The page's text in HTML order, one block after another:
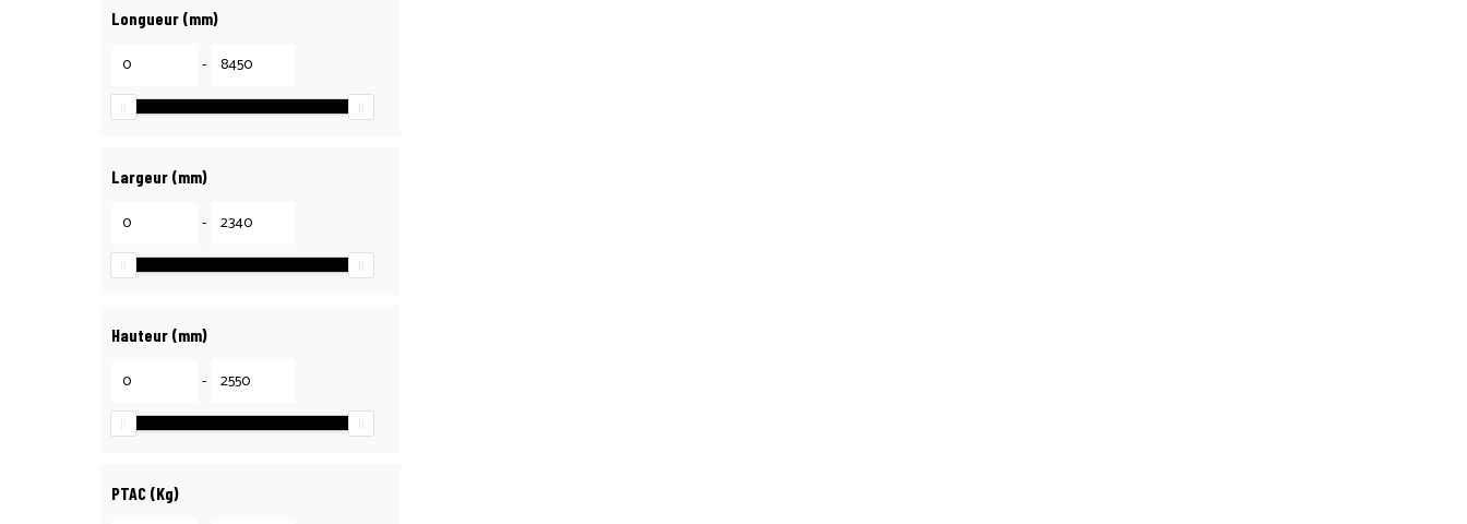
Longueur (mm)
-
Largeur (mm)
-
Hauteur (mm)
-
PTAC (Kg)